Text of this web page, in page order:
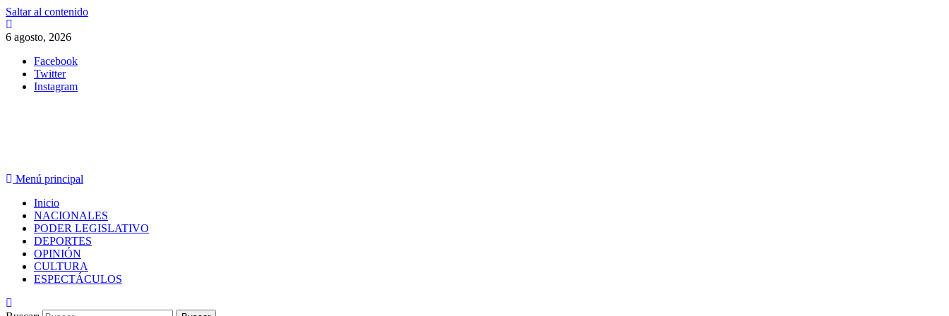
Saltar al contenido
6 agosto, 2026
Facebook
Twitter
Instagram
Menú principal
Inicio
NACIONALES
PODER LEGISLATIVO
DEPORTES
OPINIÓN
CULTURA
ESPECTÁCULOS